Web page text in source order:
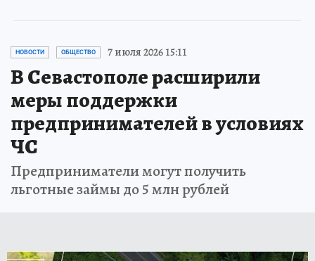
НОВОСТИ ОБЩЕСТВО 7 июля 2026 15:11
В Севастополе расширили
меры поддержки
предпринимателей в условиях
ЧС
Предприниматели могут получить
льготные займы до 5 млн рублей